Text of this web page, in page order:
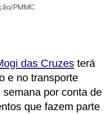
PMMC
das Cruzes terá
e no transporte
por conta de
que fazem parte